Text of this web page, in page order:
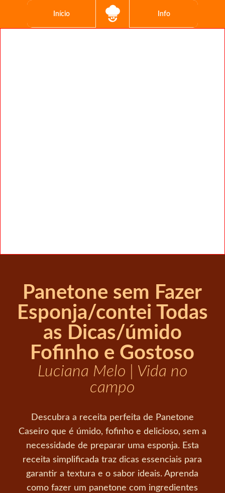
Início Info
Panetone sem Fazer
Esponja/contei Todas
as Dicas/úmido
Fofinho e Gostoso
Luciana Melo | Vida no
campo
Descubra a receita perfeita de Panetone
Caseiro que é úmido, fofinho e delicioso, sem a
necessidade de preparar uma esponja. Esta
receita simplificada traz dicas essenciais para
garantir a textura e o sabor ideais. Aprenda
como fazer um panetone com ingredientes